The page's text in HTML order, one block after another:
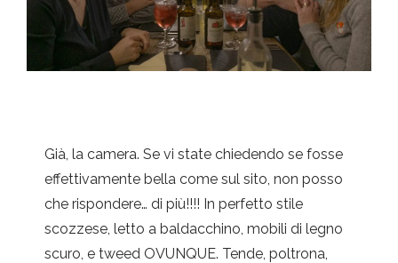
Già, la camera. Se vi state chiedendo se fosse
effettivamente bella come sul sito, non posso
che rispondere… di più!!!! In perfetto stile
scozzese, letto a baldacchino, mobili di legno
scuro, e tweed OVUNQUE. Tende, poltrona,